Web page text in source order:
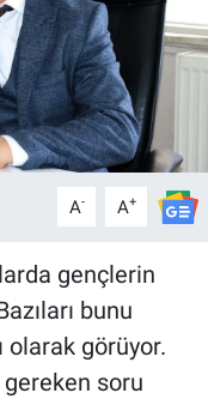
A- A+
gençlerin
bunu
olarak görüyor.
soru